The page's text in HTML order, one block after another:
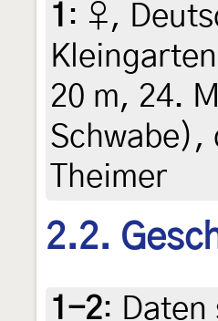
1 : ♀,
20 m, 24.
Schwabe),
Theimer
2.2.
1-2: